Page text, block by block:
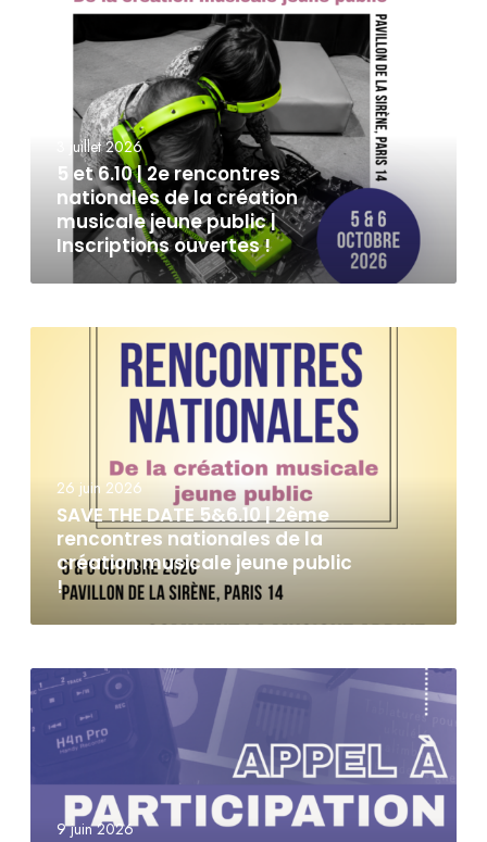
3 juillet 2026
5 et 6.10 | 2e rencontres
nationales de la création
musicale jeune public |
Inscriptions ouvertes !
26 juin 2026
SAVE THE DATE 5&6.10 | 2ème
rencontres nationales de la
création musicale jeune public
!
9 juin 2026